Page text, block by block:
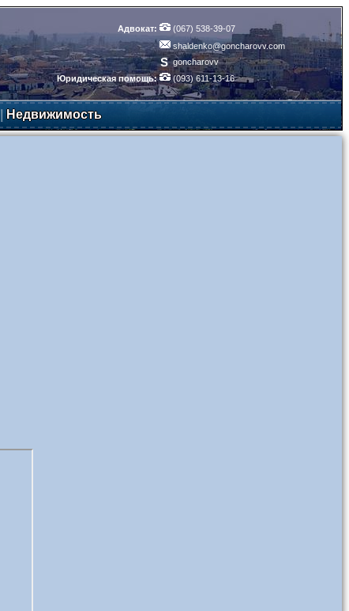
Адвокат:
(067) 538-39-07
shaldenko@goncharovv.com
S goncharovv
Юридическая помощь:
(093) 611-13-16
Недвижимость